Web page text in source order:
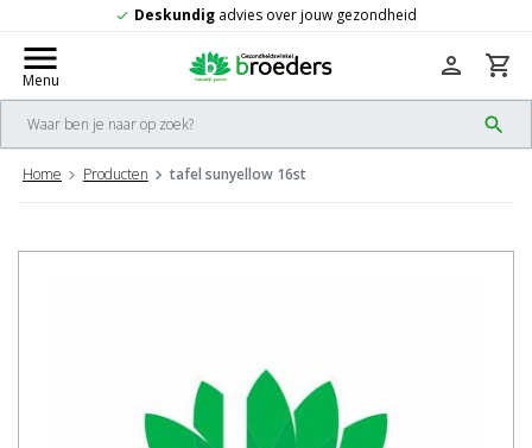
advies over jouw gezondheid
menu
Menu
search
person shopping_cart
Home Producten tafel sunyellow 16st